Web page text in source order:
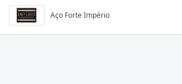
Aço Forte Império